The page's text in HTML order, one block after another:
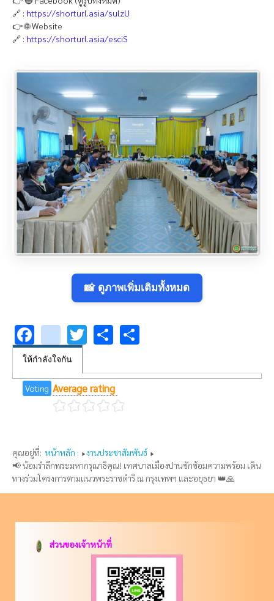
🔗 : https://shorturl.asia/sulzU
👉 🌐 Website
🔗 : https://shorturl.asia/esciS
📸 ดูภาพเพิ่มเติมทั้งหมด
Facebook
youtube
Twitter
Share
ให้กำลังใจกัน
Voting Average rating
คุณอยู่ที่: หน้าหลัก :
งานประชาสัมพันธ์
📢 น้อมรำลึกพระมหากรุณาธิคุณ! เทศบาลเมืองปานซักซ้อมความพร้อม เดิน
ทางร่วมโครงการตามแนวพระราชดำริ ณ กรุงเทพฯ และอยุธยา 👑🙏
ส่วนของเจ้าหน้าที่